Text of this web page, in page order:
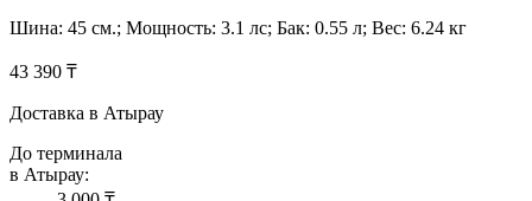
Шина: 45 см.; Мощность: 3.1 лс; Бак: 0.55 л; Вес: 6.24 кг
43 390 ₸
Доставка в Атырау
До терминала
в Атырау: